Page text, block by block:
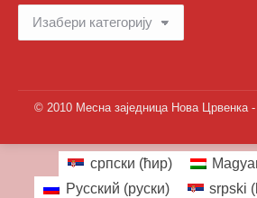
© 2010 Месна заједница Нова Црвенка
српски (ћир)
Русский (руски) srpski